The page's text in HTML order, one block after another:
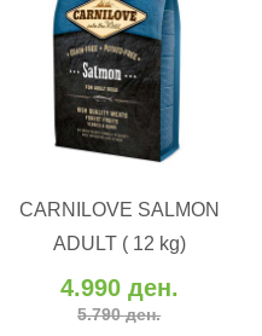
CARNILOVE SALMON
ADULT ( 12 kg)
4.990 ден.
5.790 ден.
ВО КОШНИЧКА
Додај во желби
Додај за споредба